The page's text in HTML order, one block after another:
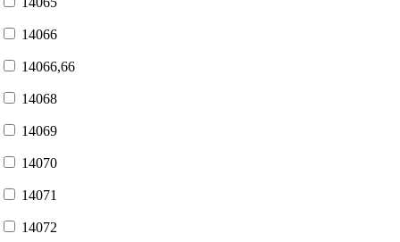
14066
14066,66
14068
14069
14070
14071
14072